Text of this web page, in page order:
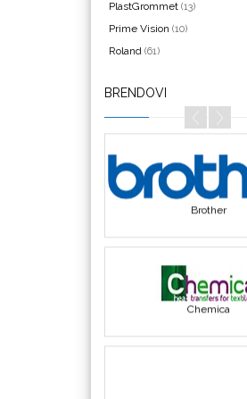
PlastGrommet (13)
Prime Vision (10)
Roland (61)
Silhouette(3)
Siser(11)
We R Memory Keepers (8)
WrapCut (2)
BRENDOVI
Brother
Chemica